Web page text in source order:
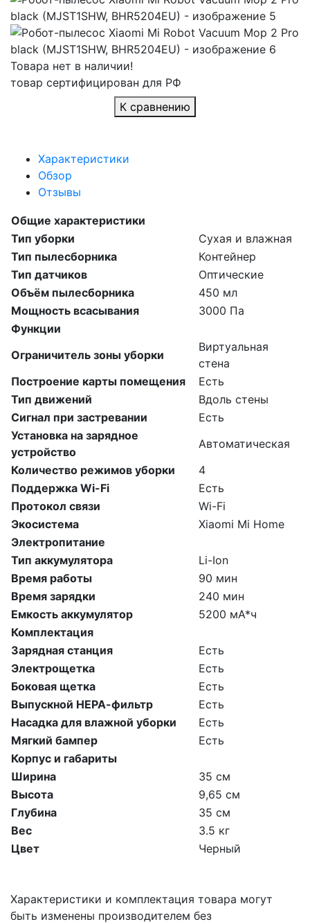
Товара нет в наличии!
товар сертифицирован для РФ
К сравнению
Характеристики
Обзор
Отзывы
Общие характеристики
Тип уборки
Сухая и влажная
Тип пылесборника
Контейнер
Тип датчиков
Оптические
Объём пылесборника
450 мл
Мощность всасывания
3000 Па
Функции
Ограничитель зоны уборки
Виртуальная
стена
Построение карты помещения
Есть
Тип движений
Вдоль стены
Сигнал при застревании
Есть
Установка на зарядное
устройство
Автоматическая
Количество режимов уборки
4
Поддержка Wi-Fi
Есть
Протокол связи
Wi-Fi
Экосистема
Xiaomi Mi Home
Электропитание
Тип аккумулятора
Li-Ion
Время работы
90 мин
Время зарядки
240 мин
Емкость аккумулятор
5200 мА*ч
Комплектация
Зарядная станция
Есть
Электрощетка
Есть
Боковая щетка
Есть
Выпускной НЕРА-фильтр
Есть
Насадка для влажной уборки
Есть
Мягкий бампер
Есть
Корпус и габариты
Ширина
35 см
Высота
9,65 см
Глубина
35 см
Вес
3.5 кг
Цвет
Черный
Характеристики и комплектация товара могут
быть изменены производителем без